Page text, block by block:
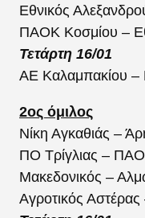
Εθνικός
ΠΑΟΚ Κοσμίου –
Τετάρτη 16/01
ΑΕ Καλαμπακίου –
2ος όμιλος
Νίκη Αγκαθιάς –
ΠΟ Τρίγλιας –
Μακεδονικός –
Αγροτικός